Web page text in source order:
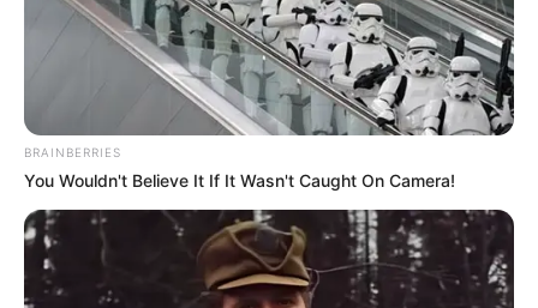
Alle Veranstaltungen könnenhier kostenlos und ohne
eingetragen werden.
Das Wissen, das die Bauern schon seit Jahrtausenden
bei der Tier- und Pflanzenzucht anwenden, hatte
Charles Darwin 1858 der universitären Welt gelehrt. Die
mussten die Abstammungslehre ja endlich auch mal
lernen.
BRAINBERRIES
You Wouldn't Believe It If It Wasn't Caught On Camera!